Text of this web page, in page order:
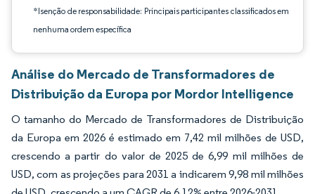
*Isenção de responsabilidade: Principais participantes classificados em
nenhuma ordem específica
Análise do Mercado de Transformadores de
Distribuição da Europa por Mordor Intelligence
O tamanho do Mercado de Transformadores de Distribuição
da Europa em 2026 é estimado em 7,42 mil milhões de USD,
crescendo a partir do valor de 2025 de 6,99 mil milhões de
USD, com as projeções para 2031 a indicarem 9,98 mil milhões